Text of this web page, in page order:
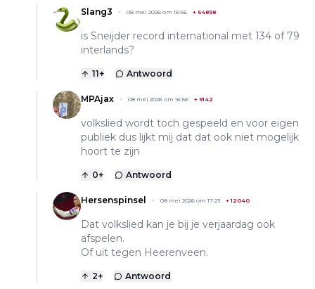
Slang3 08 mei 2026 om 16:56 + 64898
is Sneijder record international met 134 of 79
interlands?
11+ Antwoord
MPAjax 08 mei 2026 om 16:56 + 9142
volkslied wordt toch gespeeld en voor eigen
publiek dus lijkt mij dat dat ook niet mogelijk
hoort te zijn
0+ Antwoord
Hersenspinsel 08 mei 2026 om 17:23 +12040
Dat volkslied kan je bij je verjaardag ook
afspelen.
Of uit tegen Heerenveen.
2+ Antwoord